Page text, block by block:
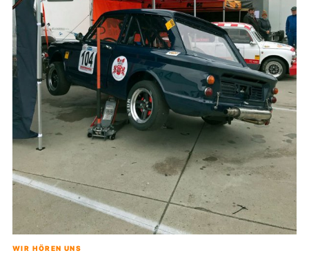
WIR HÖREN UNS